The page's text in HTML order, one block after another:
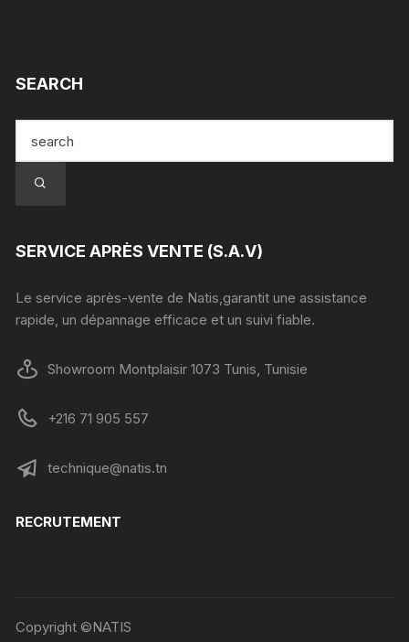
SEARCH
SERVICE APRÈS VENTE (S.A.V)
Le service après-vente de Natis,garantit une assistance
rapide, un dépannage efficace et un suivi fiable.
Showroom Montplaisir 1073 Tunis, Tunisie
+216 71 905 557
technique@natis.tn
RECRUTEMENT
Copyright ©NATIS